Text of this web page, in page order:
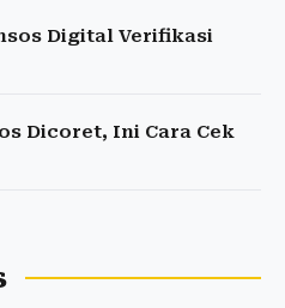
Digital Verifikasi
Dicoret, Ini Cara Cek